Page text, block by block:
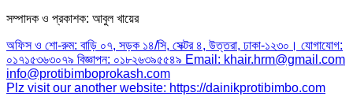
সম্পাদক ও প্রকাশক: আবুল খায়ের
অফিস ও শো-রুম: বাড়ি ০৭, সড়ক ১৪/সি, সেক্টর ৪, উত্তরা, ঢাকা-১২৩০। যোগাযোগ:
০১৭১৫৩৬৩০৭৯ বিজ্ঞাপন: ০১৮২৬৩৯৫৫৪৯ Email: khair.hrm@gmail.com
info@protibimboprokash.com
Plz visit our another website: https://dainikprotibimbo.com